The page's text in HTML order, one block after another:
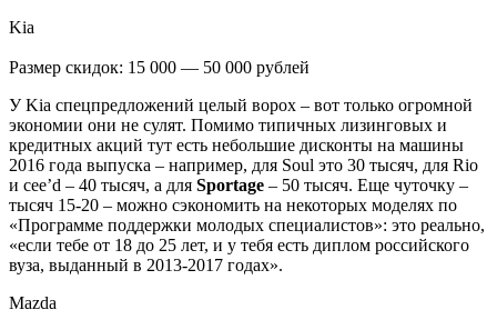
Kia
Размер скидок: 15 000 — 50 000 рублей
У Kia спецпредложений целый ворох – вот только огромной
экономии они не сулят. Помимо типичных лизинговых и
кредитных акций тут есть небольшие дисконты на машины
2016 года выпуска – например, для Soul это 30 тысяч, для Rio
и cee’d – 40 тысяч, а для Sportage – 50 тысяч. Еще чуточку –
тысяч 15-20 – можно сэкономить на некоторых моделях по
«Программе поддержки молодых специалистов»: это реально,
«если тебе от 18 до 25 лет, и у тебя есть диплом российского
вуза, выданный в 2013-2017 годах».
Mazda